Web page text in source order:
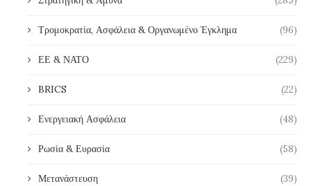
Τρομοκρατία, Ασφάλεια & Οργανωμένο Έγκλημα (96)
ΕΕ & ΝΑΤΟ (229)
BRICS (22)
Ενεργειακή Ασφάλεια (48)
Ρωσία & Ευρασία (58)
Μετανάστευση (39)